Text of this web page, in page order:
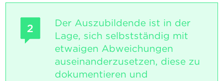
2
Der Auszubildende ist in der
Lage, sich selbstständig mit
etwaigen Abweichungen
auseinanderzusetzen, diese zu
dokumentieren und